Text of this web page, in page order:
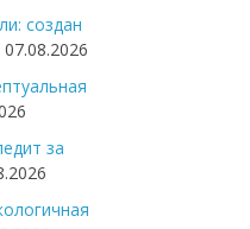
создан
07.08.2026
за